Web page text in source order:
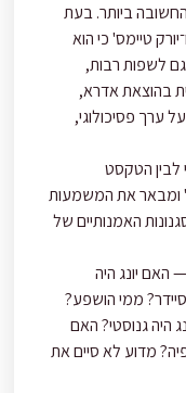
ביותר. בעת
הכריז ה'ניו־יורק טיימס' כי הוא
לשפות רבות,
בהוצאת אדרא,
ערך פסיכולוגי,
לבין הטקסט
ומבאר את המשמעות
האמנותיים של
יונג היה
ממי הושפע?
היה גנוסטי? האם
מדוע לא סיים את